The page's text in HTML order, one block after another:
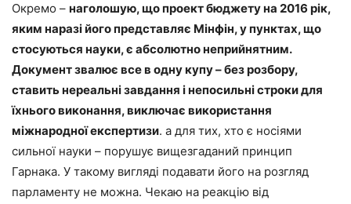
Окремо – наголошую, що проект бюджету на 2016 рік,
яким наразі його представляє Мінфін, у пунктах, що
стосуються науки, є абсолютно неприйнятним.
Документ звалює все в одну купу – без розбору,
ставить нереальні завдання і непосильні строки для
їхнього виконання, виключає використання
міжнародної експертизи. а для тих, хто є носіями
сильної науки – порушує вищезгаданий принцип
Гарнака. У такому вигляді подавати його на розгляд
парламенту не можна. Чекаю на реакцію від